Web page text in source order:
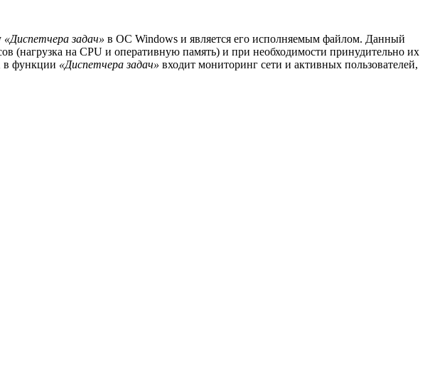
«Диспетчера задач» в ОС Windows и является его исполняемым файлом. Данный
(нагрузка на CPU и оперативную память) и при необходимости принудительно их
в функции «Диспетчера задач» входит мониторинг сети и активных пользователей,